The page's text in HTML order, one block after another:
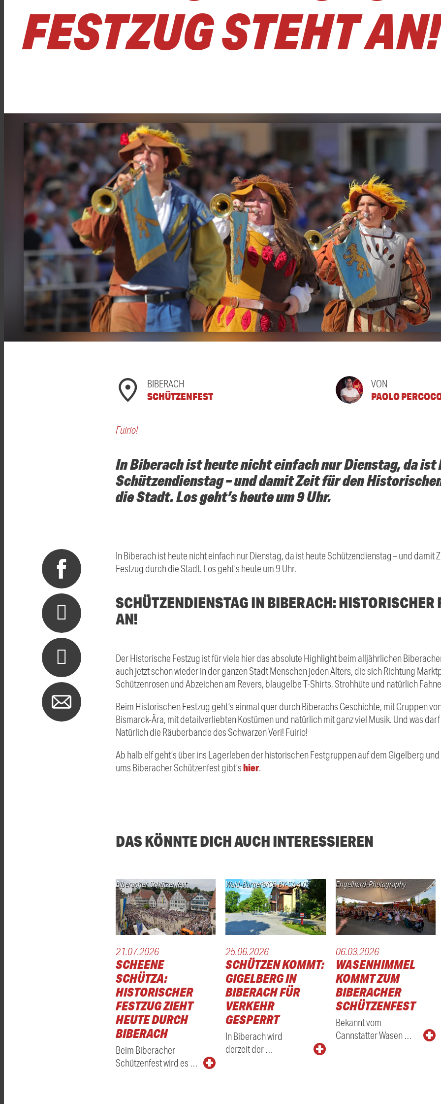
FESTZUG STEHT AN!
BIBERACH
SCHÜTZENFEST
VON
PAOLO
Fuirio!
In Biberach ist heute nicht einfach nur Dienstag, da ist
Schützendienstag – und damit Zeit für den
die Stadt. Los geht’s heute um 9 Uhr.
In Biberach ist heute nicht einfach nur Dienstag, da ist heute Schützendienstag – und damit
Festzug durch die Stadt. Los geht’s heute um 9 Uhr.
SCHÜTZENDIENSTAG IN BIBERACH: HISTORISCHER
AN!
Der Historische Festzug ist für viele hier das absolute Highlight beim alljährlichen
auch jetzt schon wieder in der ganzen Stadt Menschen jeden Alters, die sich Richtung
Schützenrosen und Abzeichen am Revers, blaugelbe T-Shirts, Strohhüte und natürlich
Beim Historischen Festzug geht’s einmal quer durch Biberachs Geschichte, mit Gruppen
Bismarck-Ära, mit detailverliebten Kostümen und natürlich mit ganz viel Musik. Und was
Natürlich die Räuberbande des Schwarzen Veri! Fuirio!
Ab halb elf geht’s über ins Lagerleben der historischen Festgruppen auf dem Gigelberg
ums Biberacher Schützenfest gibt’shier.
DAS KÖNNTE DICH AUCH INTERESSIEREN
Biberacher Schützenfest
21.07.2026
SCHEENE
SCHÜTZA:
HISTORISCHER
FESTZUG ZIEHT
HEUTE DURCH
BIBERACH
Beim Biberacher
Schützenfest wird es …
Wald-Burger8/CC BY-SA 4.0
25.06.2026
SCHÜTZEN KOMMT:
GIGELBERG IN
BIBERACH FÜR
VERKEHR
GESPERRT
In Biberach wird
derzeit der …
Engelhard-Photography
06.03.2026
WASENHIMMEL
KOMMT ZUM
BIBERACHER
SCHÜTZENFEST
Bekannt vom
Cannstatter Wasen …